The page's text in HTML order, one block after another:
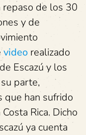
de los 30
y de
video realizado
Escazú y los
parte,
que han sufrido
Rica. Dicho
ya cuenta